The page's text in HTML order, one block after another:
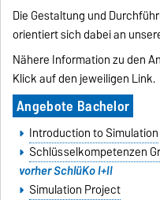
Die Gestaltung und
orientiert sich dabei an
Nähere Information zu den
Klick auf den jeweiligen Link.
Angebote Bachelor
Introduction to Simulation
Schlüsselkompetenzen
vorher SchlüKo I+II
Simulation Project